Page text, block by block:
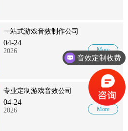
一站式游戏音效制作公司
04-24
2026 More
专业定制游戏音效公司
04-24
2026 More
音效定制收费